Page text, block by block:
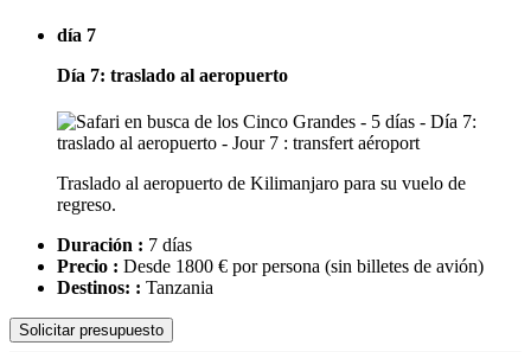
día 7
Día 7: traslado al aeropuerto
Traslado al aeropuerto de Kilimanjaro para su vuelo de
regreso.
Duración : 7 días
Precio : Desde 1800 € por persona (sin billetes de avión)
Destinos: : Tanzania
Solicitar presupuesto